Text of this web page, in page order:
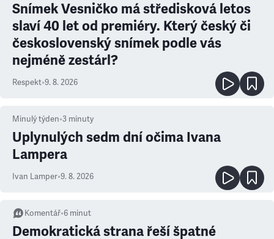
Snímek Vesničko má středisková letos
slaví 40 let od premiéry. Který český či
československý snímek podle vás
nejméně zestárl?
Respekt•9. 8. 2026
Minulý týden•3 minuty
Uplynulých sedm dní očima Ivana
Lampera
Ivan Lamper•9. 8. 2026
Komentář•6 minut
Demokratická strana řeší špatné